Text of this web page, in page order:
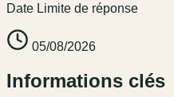
Date Limite de réponse
05/08/2026
Informations clés